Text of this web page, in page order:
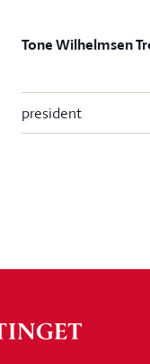
Tone Wilhelmsen
president